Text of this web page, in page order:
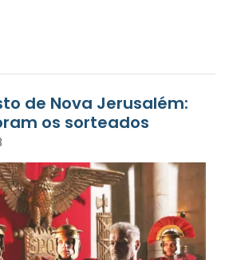
de Nova Jerusalém:
os sorteados